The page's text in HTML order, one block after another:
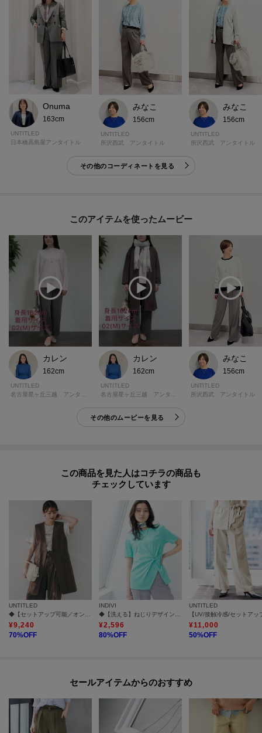
Onuma
163cm
UNTITLED
日本橋高島屋アンタイトル
みなこ
156cm
UNTITLED
所沢西武 アンタイトル
みなこ
156cm
UNTITLED
所沢西武 アンタイトル
その他のコーディネートを見る
このアイテムを使ったムービー
カレン
162cm
UNTITLED
カレン
162cm
UNTITLED
みなこ
156cm
UNTITLED
所沢西武 アンタイトル
その他のムービーを見る
この商品を見た人はコチラの商品も
チェックしています
UNTITLED
¥9,240
70%OFF
INDIVI
¥2,596
80%OFF
UNTITLED
¥11,000
50%OFF
セールアイテムからのおすすめ